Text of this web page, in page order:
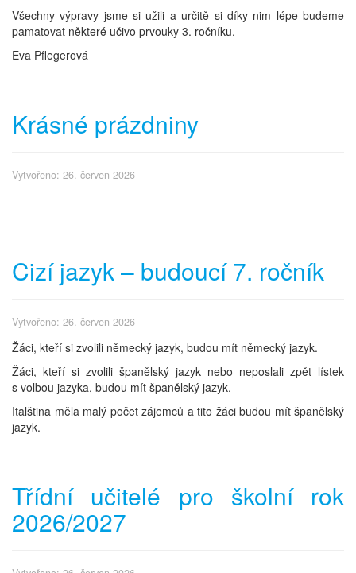
Všechny výpravy jsme si užili a určitě si díky nim lépe budeme
pamatovat některé učivo prvouky 3. ročníku.
Eva Pflegerová
Krásné prázdniny
Vytvořeno: 26. červen 2026
Cizí jazyk – budoucí 7. ročník
Vytvořeno: 26. červen 2026
Žáci, kteří si zvolili německý jazyk, budou mít německý jazyk.
Žáci, kteří si zvolili španělský jazyk nebo neposlali zpět lístek
s volbou jazyka, budou mít španělský jazyk.
Italština měla malý počet zájemců a tito žáci budou mít španělský
jazyk.
Třídní učitelé pro školní rok
2026/2027